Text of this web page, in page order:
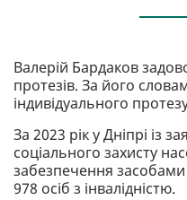
Валерій Бардаков
протезів. За його
індивідуального
За 2023 рік у Дніпрі із
соціального захисту
забезпечення засобами
978 осіб з інвалідністю.